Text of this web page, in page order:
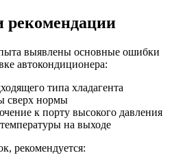
выявлены основные ошибки
автокондиционера:
типа хладагента
сверх нормы
к порту высокого давления
на выходе
рекомендуется: